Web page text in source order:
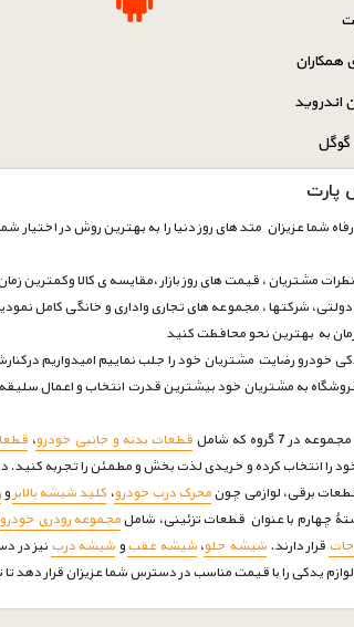
همکاران
اندروید
پارت
شما عزیزان متد های روز دنیا را به بهترین روش در اختیار
مشتریان ، قیمت های روز بازار ،مقایسه ی کالا وکمترین
شرکتها ، مجموعه های تجاری واداری و خانگی کامل
زمان به بهترین نحو محافظت کنید
به مشتریان خود بیشترین قدرت انتخاب و اعمال
که شامل
قطعات بدنه و جانبی خودرو،
انتخاب کرده و خریدی لذت بخش و مطمئن را تجربه کنید.
برقی، لوازمی چونمحرک درب خودرو، کلید شیشه بالابر و
چهارم با عنوان قطعات تزئینی، شاملمجموعه رودری خودرو
قرار دارند. شیشه جلو،شیشه عقبو شیشه درب نیز در
یدکی را با قیمت مناسب در دسترس شما عزیزان قرار دهد تا